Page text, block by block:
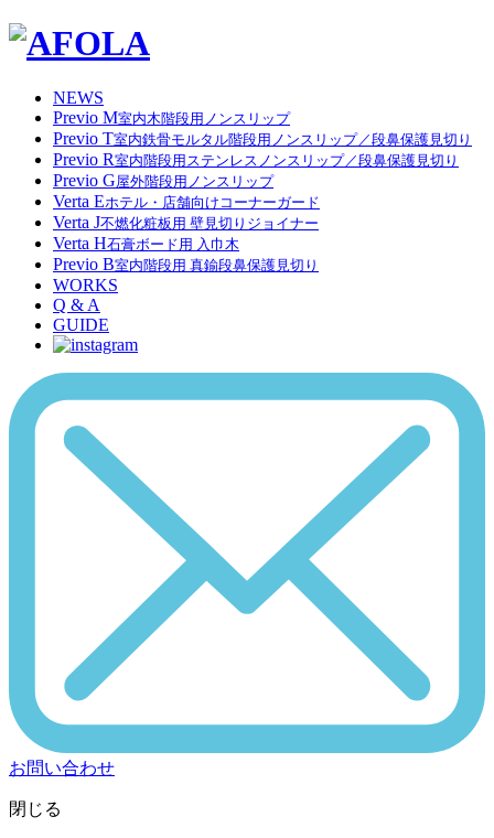
NEWS
Previo M室内木階段用ノンスリップ
Previo T室内鉄骨モルタル階段用ノンスリップ／段鼻保護見切り
Previo R室内階段用ステンレスノンスリップ／段鼻保護見切り
Previo G屋外階段用ノンスリップ
Verta Eホテル・店舗向けコーナーガード
Verta J不燃化粧板用 壁見切りジョイナー
Verta H石膏ボード用 入巾木
Previo B室内階段用 真鍮段鼻保護見切り
WORKS
Q & A
GUIDE
お問い合わせ
閉じる